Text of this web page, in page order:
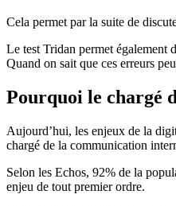
Cela permet par la suite de
Le test Tridan permet également
Quand on sait que ces erreurs
Pourquoi le chargé
Aujourd’hui, les enjeux de la
chargé de la communication
Selon les Echos, 92% de la
enjeu de tout premier ordre.